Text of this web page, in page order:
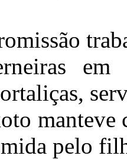
pelo